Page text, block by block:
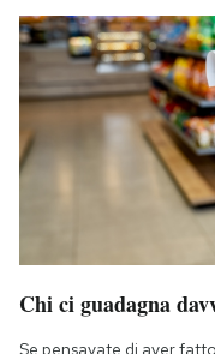
Chi ci guadagna
Se pensavate di aver